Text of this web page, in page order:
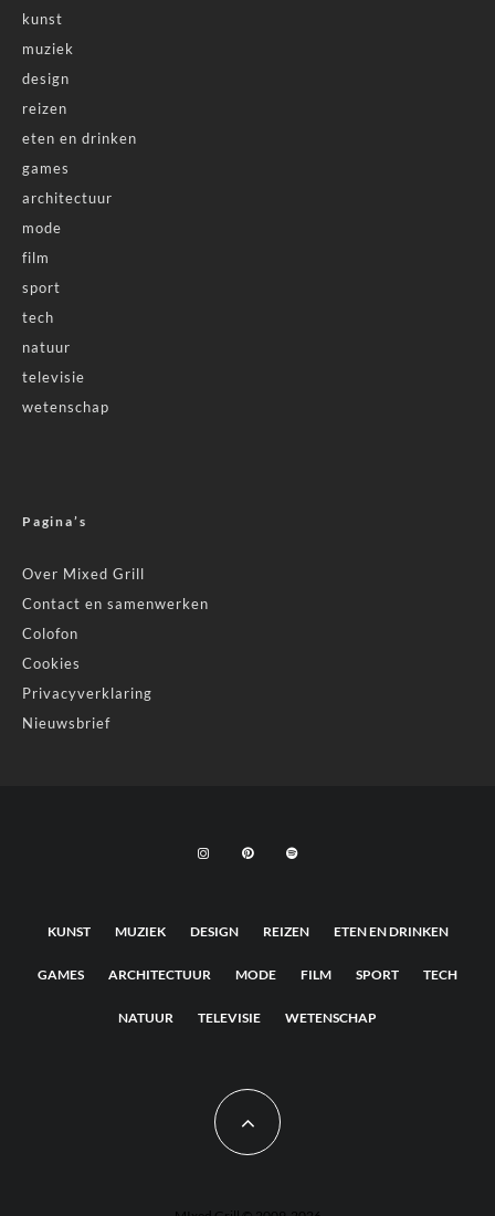
kunst
muziek
design
reizen
eten en drinken
games
architectuur
mode
film
sport
tech
natuur
televisie
wetenschap
Pagina’s
Over Mixed Grill
Contact en samenwerken
Colofon
Cookies
Privacyverklaring
Nieuwsbrief
KUNST MUZIEK DESIGN REIZEN ETEN EN DRINKEN
GAMES ARCHITECTUUR MODE FILM SPORT TECH
NATUUR TELEVISIE WETENSCHAP